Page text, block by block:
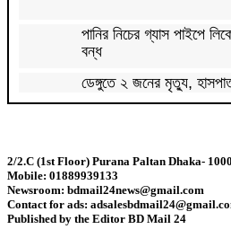
পানির নিচের গ্যাস পাইপে
বন্ধ
ডেঙ্গুতে ২ জনের মৃত্যু,
ইসলামী অর্থায়ন ও ব্যাংকিংয়ে
ব্যাকলেস গাউনে মিমের গ্ল্যামার
2/2.C (1st Floor) Purana Paltan Dhaka-
Mobile: 01889939133
Newsroom: bdmail24news@gmail.com
Contact for ads:
Published by the Editor BD Mail 24